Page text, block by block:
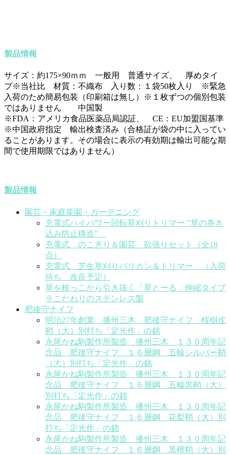
製品情報
サイズ：約175×90ｍｍ 一般用 普通サイズ、 厚めタイ
プ※当社比 材質：不織布 入り数：１袋50枚入り ※緊急
入荷のため簡易包装（印刷箱は無し）※１枚ずつの個別包装
ではありません 中国製
※FDA：アメリカ食品医薬品局認証、 CE：EU加盟国基準
※中国政府指定 輸出検査済み（合格証が袋の中に入ってい
ることがあります。その場合に表示の有効期は輸出可能な期
間で使用期限ではありません）
製品情報
園芸・家庭菜園・ガーデニング
充電式ハイパワー回転草刈りトリマー ”草の巻き
込み防止構造”
充電式 のこぎり＆園芸 欲張りセット（全18
点）
充電式 芝生草刈りバリカン＆トリマー （入荷
待ち 改良予定）
草を根っこから引き抜く「草とーる」伸縮タイプ
※こだわりのステンレス製
肥後守ナイフ
明治27年創業 播州三木 肥後守ナイフ 桜樹皮
鞘（大）別打ち「定光作」の銘
永尾かね駒製作所製造 播州三木 １３０周年記
念品 肥後守ナイフ １６層鋼 五輪シルバー鞘
（大）別打ち「定光作」の銘
永尾かね駒製作所製造 播州三木 １３０周年記
念品 肥後守ナイフ １６層鋼 五輪黒鞘（大）
別打ち「定光作」の銘
永尾かね駒製作所製造 播州三木 １３０周年記
念品 肥後守ナイフ １６層鋼 花梨鞘（大）別
打ち「定光作」の銘
永尾かね駒製作所製造 播州三木 １３０周年記
念品 肥後守ナイフ １６層鋼 黒檀鞘（大）別